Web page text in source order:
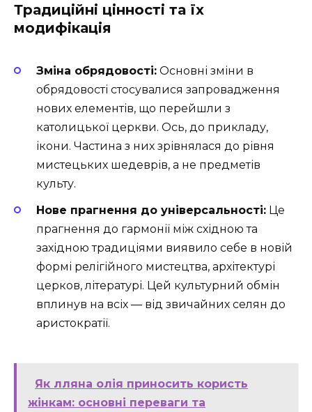
Традиційні цінності та їх
модифікація
Зміна обрядовості: Основні зміни в
обрядовості стосувалися запровадження
нових елементів, що перейшли з
католицької церкви. Ось, до прикладу,
ікони. Частина з них зрівнялася до рівня
мистецьких шедеврів, а не предметів
культу.
Нове прагнення до універсальності: Це
прагнення до гармонії між східною та
західною традиціями виявило себе в новій
формі релігійного мистецтва, архітектурі
церков, літературі. Цей культурний обмін
вплинув на всіх — від звичайних селян до
аристократії.
Як лляна олія приносить користь
жінкам: основні переваги та